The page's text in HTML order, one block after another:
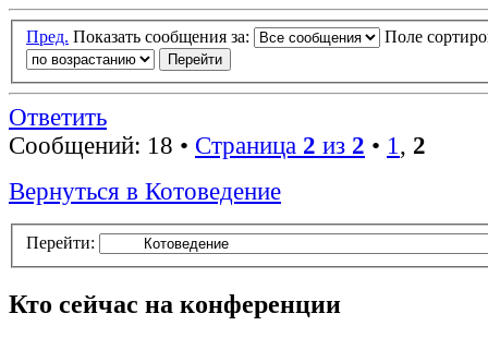
Пред. Показать сообщения за: Поле
Ответить
Сообщений: 18 • Страница 2 из 2 • 1, 2
Вернуться в Котоведение
Перейти:
Кто сейчас на конференции